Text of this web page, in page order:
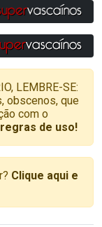
LEMBRE-SE:
obscenos, que
com o
de uso!
Clique aqui e